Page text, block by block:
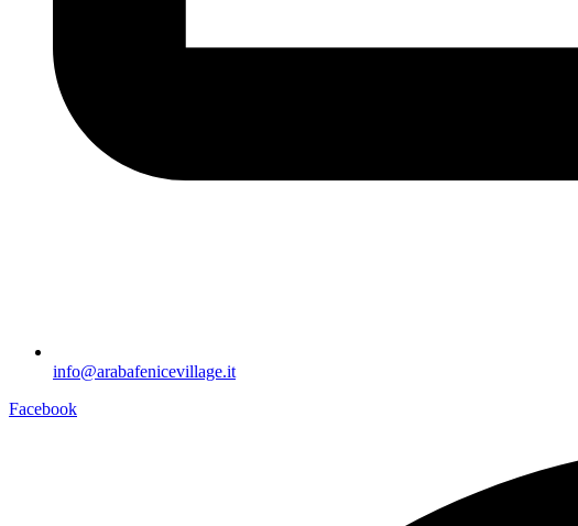
info@arabafenicevillage.it
Facebook